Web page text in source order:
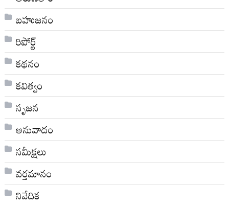
బహుజనం
రిపోర్ట్
కథనం
కవిత్వం
సృజన
అనువాదం
సమీక్షలు
వర్తమానం
నివేదిక